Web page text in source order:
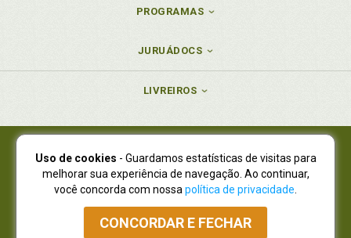
PROGRAMAS
JURUÁDOCS
LIVREIROS
Juruá Editora Ltda., CNPJ 77.535.508/0001-19
Juruá Informática Ltda., CNPJ 01.701.561/0001-80
NOVO ENDEREÇO:R. Flávio Dallegrave, 7665, São Lourenço |
Curitiba - Paraná - CEP 82210-310
Atendimento: (41) 4009-3900|Vendas Atacado: (41) 4009-3939
Uso de cookies - Guardamos estatísticas de visitas para
melhorar sua experiência de navegação. Ao continuar,
você concorda com nossa política de privacidade
CONCORDAR E FECHAR